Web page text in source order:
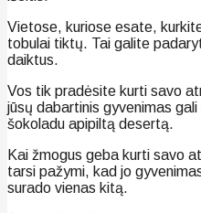
Vietose, kuriose esate,
tobulai tiktų. Tai galite
daiktus.
Vos tik pradėsite kurti savo
jūsų dabartinis gyvenimas
šokoladu apipiltą desertą.
Kai žmogus geba kurti savo
tarsi pažymi, kad jo
surado vienas kitą.